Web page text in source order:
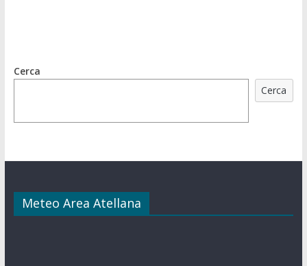
Cerca
Cerca
Meteo Area Atellana